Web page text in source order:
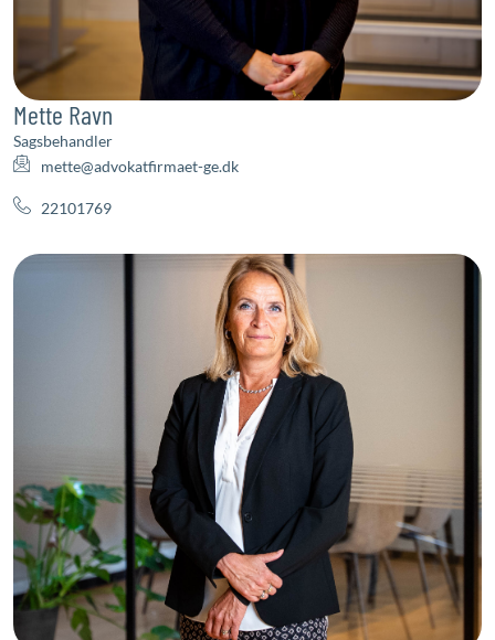
Mette Ravn
Sagsbehandler
mette@advokatfirmaet-ge.dk
22101769